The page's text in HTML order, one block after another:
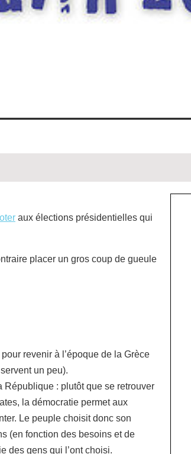
aux élections présidentielles qui
placer un gros coup de gueule
revenir à l’époque de la Grèce
un peu).
République : plutôt que se retrouver
la démocratie permet aux
Le peuple choisit donc son
(en fonction des besoins et de
des gens qui l’ont choisi.